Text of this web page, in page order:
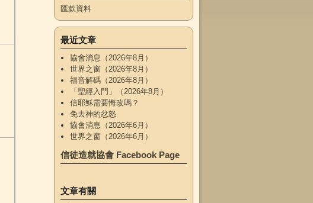
匯款資料
最近文章
協會消息（2026年8月）
世界之窗（2026年8月）
福音解碼（2026年8月）
「聖經入門」（2026年8月）
信耶穌需要悔改嗎？
免去神的忿怒
協會消息（2026年6月）
世界之窗（2026年6月）
信徒造就協會 Facebook Page
文章有關